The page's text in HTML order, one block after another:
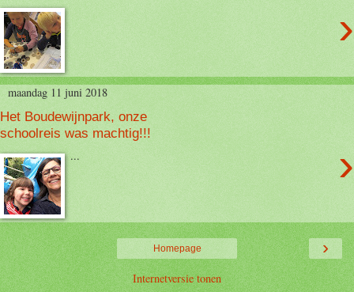
›
maandag 11 juni 2018
Het Boudewijnpark, onze
schoolreis was machtig!!!
›
...
›
Homepage
Internetversie tonen